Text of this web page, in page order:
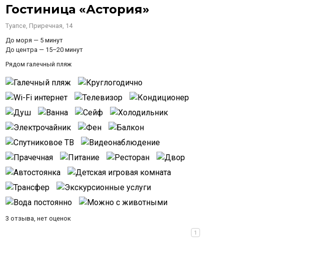
Гостиница «Астория»
Туапсе, Приречная, 14
До моря — 5 минут
До центра — 15–20 минут
Рядом галечный пляж
3 отзыва, нет оценок